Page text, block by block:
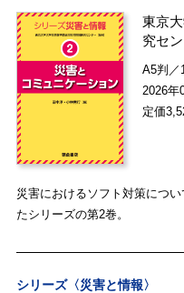
東京
究セ
A5判／
2026年
定価
災害におけるソフト対策につ
たシリーズの第2巻。
シリーズ〈災害と情報〉